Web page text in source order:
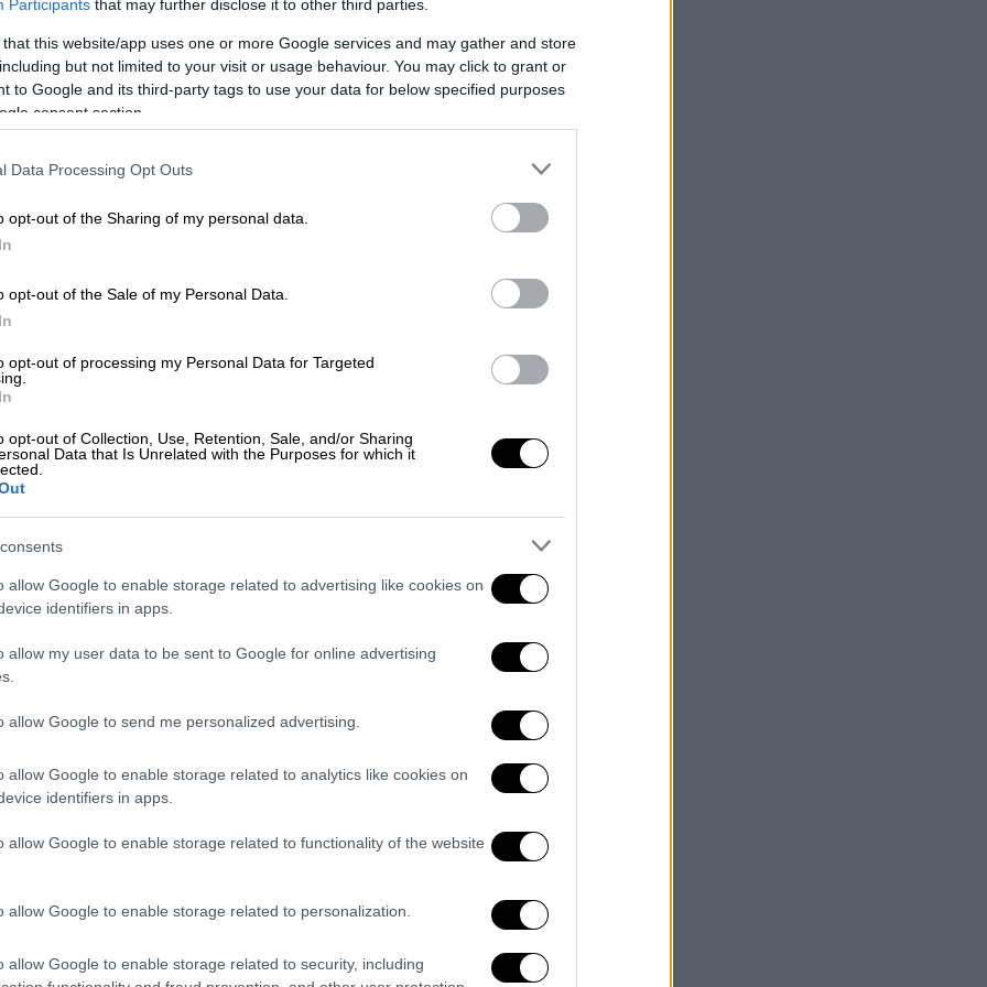
Participants that may further disclose it to other third parties.
that this website/app uses one or more Google services and may gather and store
but not limited to your visit or usage behaviour. You may click to grant or
to Google and its third-party tags to use your data for below specified purposes
consent section.
Data Processing Opt Outs
opt-out of the Sharing of my personal data.
opt-out of the Sale of my Personal Data.
opt-out of processing my Personal Data for Targeted
opt-out of Collection, Use, Retention, Sale, and/or Sharing
Data that Is Unrelated with the Purposes for which it
allow Google to enable storage related to advertising like cookies on
identifiers in apps.
allow my user data to be sent to Google for online advertising
allow Google to send me personalized advertising.
allow Google to enable storage related to analytics like cookies on
identifiers in apps.
allow Google to enable storage related to functionality of the website
allow Google to enable storage related to personalization.
allow Google to enable storage related to security, including
και κύκλους. Τα στοιχείαδείχνουν
με τον εμβολιασμό.
μοντέλο με μας, χαλάρωση το καλοκαίρι
δεν καταργούνται», δήλωσε.
των Ειδικών πάνω στα μέτρα ότι, «το
σύμφωνη την Επιτροπή».
Η Ρωσία θέλει
του κόσμου μέσα από